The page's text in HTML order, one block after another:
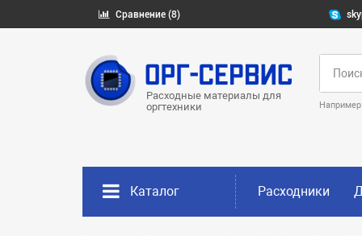
Сравнение (8)
Расходные материалы для
оргтехники
Каталог Расходники